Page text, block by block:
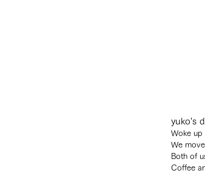
yuko's
Woke up
We
Both of
Coffee